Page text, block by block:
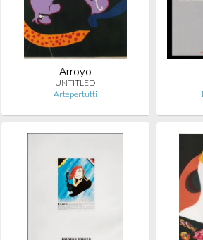
Arroyo
UNTITLED
Artepertutti